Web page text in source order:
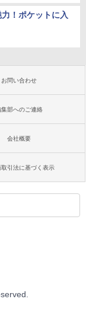
！ポケットに入
お問い合わせ
集部へのご連絡
会社概要
取引法に基づく表示